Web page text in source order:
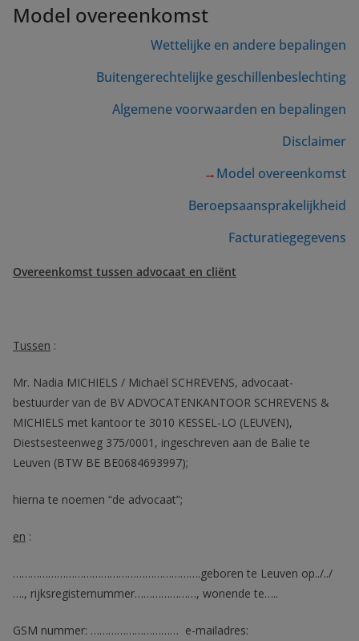
Model overeenkomst
Wettelijke en andere bepalingen
Buitengerechtelijke geschillenbeslechting
Algemene voorwaarden en bepalingen
Disclaimer
→Model overeenkomst
Beroepsaansprakelijkheid
Facturatiegegevens
Overeenkomst tussen advocaat en cliënt
Tussen :
Mr. Nadia MICHIELS / Michaël SCHREVENS, advocaat-
bestuurder van de BV ADVOCATENKANTOOR SCHREVENS &
MICHIELS met kantoor te 3010 KESSEL-LO (LEUVEN),
Diestsesteenweg 375/0001, ingeschreven aan de Balie te
Leuven (BTW BE BE0684693997);
hierna te noemen “de advocaat”;
en :
……………………………………………………….geboren te Leuven op../../
…., rijksregisternummer…………………, wonende te…..
GSM nummer: ………………………… e-mailadres: